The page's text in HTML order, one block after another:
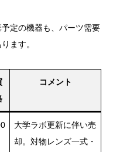
定の機器も、パーツ需要
ます。
コメント
大学ラボ更新に伴い売
却。対物レンズ一式・